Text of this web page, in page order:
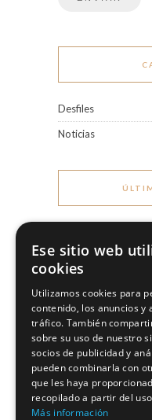
Desfiles
Noticias
24
de
Ese sitio web
cookies
Utilizamos cookies para
contenido, los anuncios y
tráfico. También
sobre su uso de nuestro
socios de publicidad y
pueden combinarla con
que les haya
recopilado a partir del
Más información